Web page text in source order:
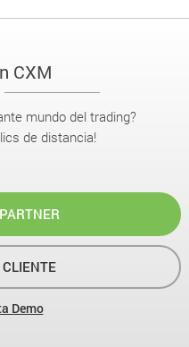
CXM
mundo del trading?
de distancia!
Demo